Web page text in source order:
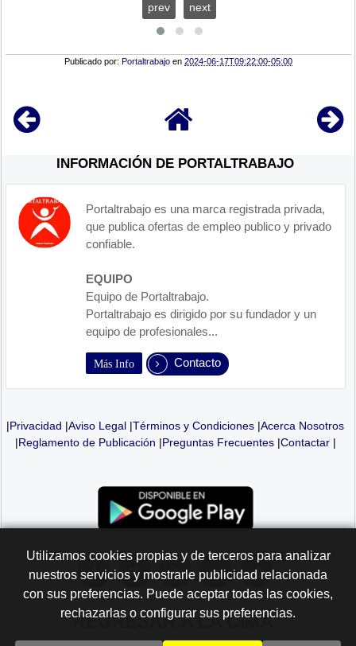
prev next
Publicado por: Portaltrabajo en2024-06-17T09:22:00-05:00
INFORMACIÓN DE PORTALTRABAJO
Portaltrabajo es una marca registrada privada,
que publica ofertas de empleo publico y privado
confiable.
EQUIPO
Equipo de Portaltrabajo.
Portaltrabajo es dirigido por su fundador y un
equipo de profesionales...
Más Info Contacto
|Privacidad |Aviso Legal |Términos y Condiciones |Acerca Nosotros
|Reglamento de Publicación |Preguntas Frecuentes|Contactar|
Utilizamos cookies propias y de terceros para analizar
nuestros servicios y mostrarle publicidad relacionada
con sus preferencias. Puede aceptar todas las cookies,
rechazarlas o configurar sus preferencias.
REGRESAR A LACIMA